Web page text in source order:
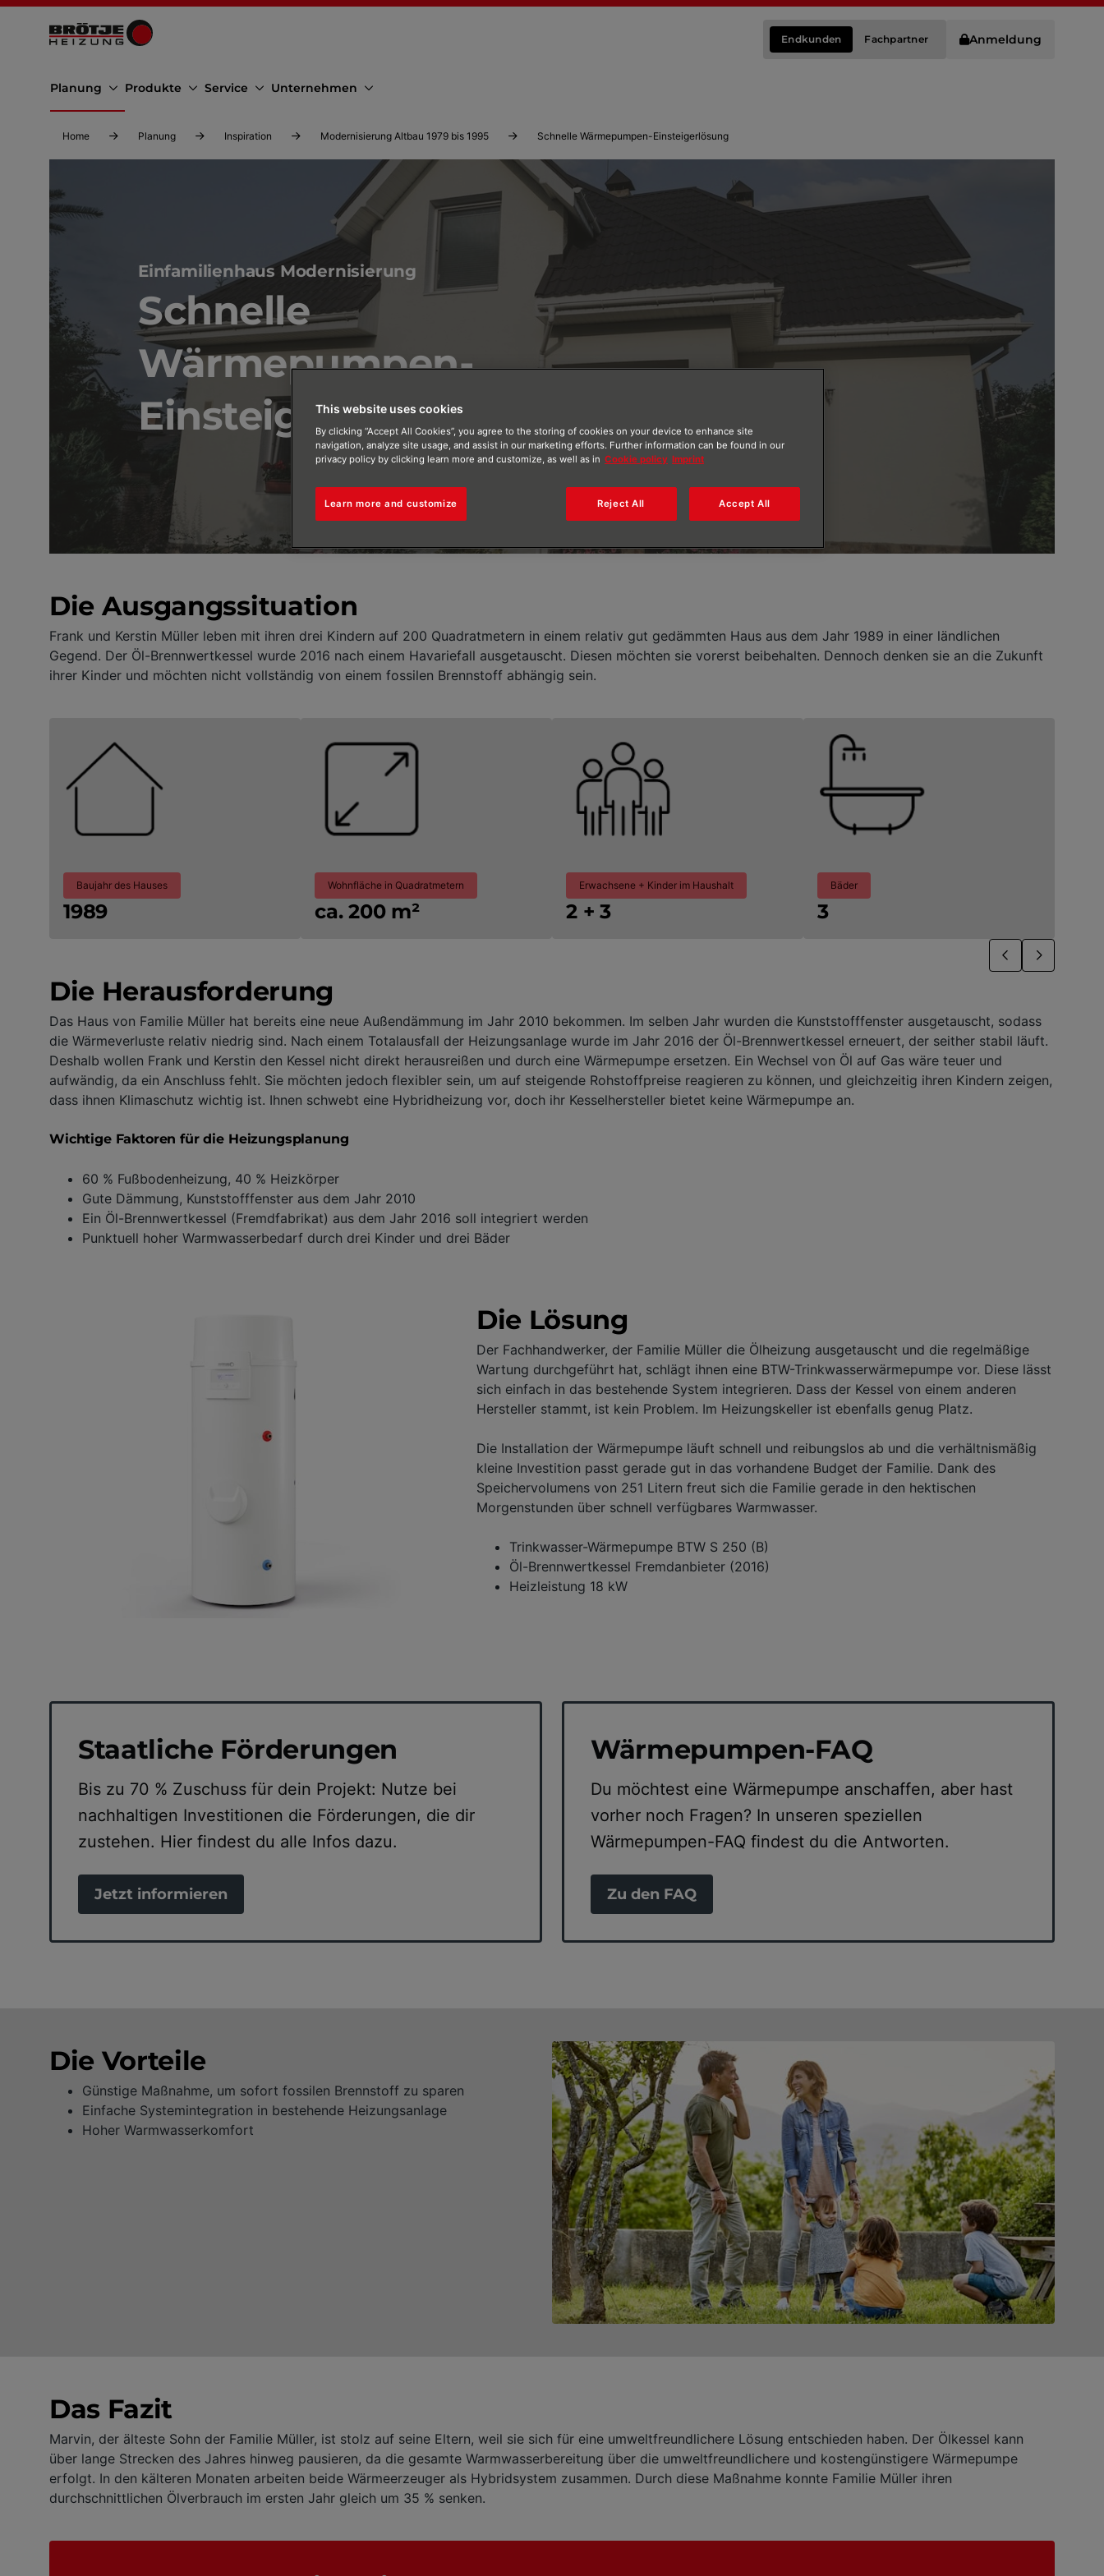
Endkunden Fachpartner Anmeldung
Planung Produkte Service Unternehmen
Home Planung Inspiration Modernisierung Altbau 1979 bis 1995 Schnelle Wärmepumpen-Einsteigerlösung
Einfamilienhaus Modernisierung
Schnelle
Wärmepumpen-
Einsteigerlösung
Die Ausgangssituation
Frank und Kerstin Müller leben mit ihren drei Kindern auf 200 Quadratmetern in einem relativ gut gedämmten Haus aus dem Jahr 1989 in einer ländlichen
Gegend. Der Öl-Brennwertkessel wurde 2016 nach einem Havariefall ausgetauscht. Diesen möchten sie vorerst beibehalten. Dennoch denken sie an die Zukunft
ihrer Kinder und möchten nicht vollständig von einem fossilen Brennstoff abhängig sein.
Baujahr des Hauses
1989
Wohnfläche in Quadratmetern
ca. 200 m²
Erwachsene + Kinder im Haushalt
2 + 3
Bäder
3
Die Herausforderung
Das Haus von Familie Müller hat bereits eine neue Außendämmung im Jahr 2010 bekommen. Im selben Jahr wurden die Kunststofffenster ausgetauscht, sodass
die Wärmeverluste relativ niedrig sind. Nach einem Totalausfall der Heizungsanlage wurde im Jahr 2016 der Öl-Brennwertkessel erneuert, der seither stabil läuft.
Deshalb wollen Frank und Kerstin den Kessel nicht direkt herausreißen und durch eine Wärmepumpe ersetzen. Ein Wechsel von Öl auf Gas wäre teuer und
aufwändig, da ein Anschluss fehlt. Sie möchten jedoch flexibler sein, um auf steigende Rohstoffpreise reagieren zu können, und gleichzeitig ihren Kindern zeigen,
dass ihnen Klimaschutz wichtig ist. Ihnen schwebt eine Hybridheizung vor, doch ihr Kesselhersteller bietet keine Wärmepumpe an.
Wichtige Faktoren für die Heizungsplanung
60 % Fußbodenheizung, 40 % Heizkörper
Gute Dämmung, Kunststofffenster aus dem Jahr 2010
Ein Öl-Brennwertkessel (Fremdfabrikat) aus dem Jahr 2016 soll integriert werden
Punktuell hoher Warmwasserbedarf durch drei Kinder und drei Bäder
Die Lösung
Der Fachhandwerker, der Familie Müller die Ölheizung ausgetauscht und die regelmäßige
Wartung durchgeführt hat, schlägt ihnen eine BTW-Trinkwasserwärmepumpe vor. Diese lässt
sich einfach in das bestehende System integrieren. Dass der Kessel von einem anderen
Hersteller stammt, ist kein Problem. Im Heizungskeller ist ebenfalls genug Platz.
Die Installation der Wärmepumpe läuft schnell und reibungslos ab und die verhältnismäßig
kleine Investition passt gerade gut in das vorhandene Budget der Familie. Dank des
Speichervolumens von 251 Litern freut sich die Familie gerade in den hektischen
Morgenstunden über schnell verfügbares Warmwasser.
Trinkwasser-Wärmepumpe BTW S 250 (B)
Öl-Brennwertkessel Fremdanbieter (2016)
Heizleistung 18 kW
Staatliche Förderungen
Bis zu 70 % Zuschuss für dein Projekt: Nutze bei
nachhaltigen Investitionen die Förderungen, die dir
zustehen. Hier findest du alle Infos dazu.
Jetzt informieren
Wärmepumpen-FAQ
Du möchtest eine Wärmepumpe anschaffen, aber hast
vorher noch Fragen? In unseren speziellen
Wärmepumpen-FAQ findest du die Antworten.
Zu den FAQ
Die Vorteile
Günstige Maßnahme, um sofort fossilen Brennstoff zu sparen
Einfache Systemintegration in bestehende Heizungsanlage
Hoher Warmwasserkomfort
Das Fazit
Marvin, der älteste Sohn der Familie Müller, ist stolz auf seine Eltern, weil sie sich für eine umweltfreundlichere Lösung entschieden haben. Der Ölkessel kann
über lange Strecken des Jahres hinweg pausieren, da die gesamte Warmwasserbereitung über die umweltfreundlichere und kostengünstigere Wärmepumpe
erfolgt. In den kälteren Monaten arbeiten beide Wärmeerzeuger als Hybridsystem zusammen. Durch diese Maßnahme konnte Familie Müller ihren
durchschnittlichen Ölverbrauch im ersten Jahr gleich um 35 % senken.
This website uses cookies
By clicking “Accept All Cookies”, you agree to the storing of cookies on your device to enhance site
navigation, analyze site usage, and assist in our marketing efforts. Further information can be found in our
privacy policy by clicking learn more and customize, as well as in Cookie policy Imprint
Learn more and customize Reject All Accept All